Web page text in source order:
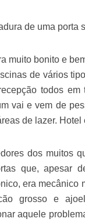
de uma porta
bonito e bem
de vários
todos
vai e vem de
de lazer. Hotel
muitos
que, apesar
era mecânico
grosso e
aquele